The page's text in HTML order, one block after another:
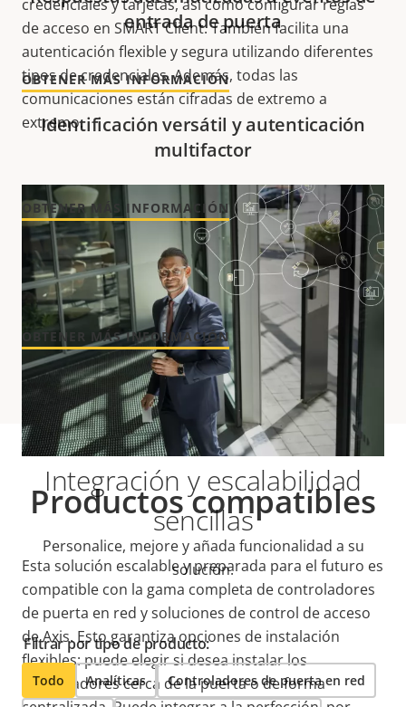
credenciales y tarjetas, así como configurar reglas
de acceso en SMART Client. También facilita una
autenticación flexible y segura utilizando diferentes
tipos de credenciales. Además, todas las
comunicaciones están cifradas de extremo a
extremo.
Integración y escalabilidad
sencillas
Esta solución escalable y preparada para el futuro es
compatible con la gama completa de controladores
de puerta en red y soluciones de control de acceso
de Axis. Esto garantiza opciones de instalación
flexibles: puede elegir si desea instalar los
controladores cerca de la puerta o de forma
entrada de puerta
OBTENER MÁS INFORMACIÓN
Identificación versátil y autenticación
multifactor
OBTENER MÁS INFORMACIÓN
Eficiencia y control para varias
instalaciones
OBTENER MÁS INFORMACIÓN
Productos compatibles
Personalice, mejore y añada funcionalidad a su
solución.
Filtrar por tipo de producto:
Todo Analíticas Controladores de puerta en red